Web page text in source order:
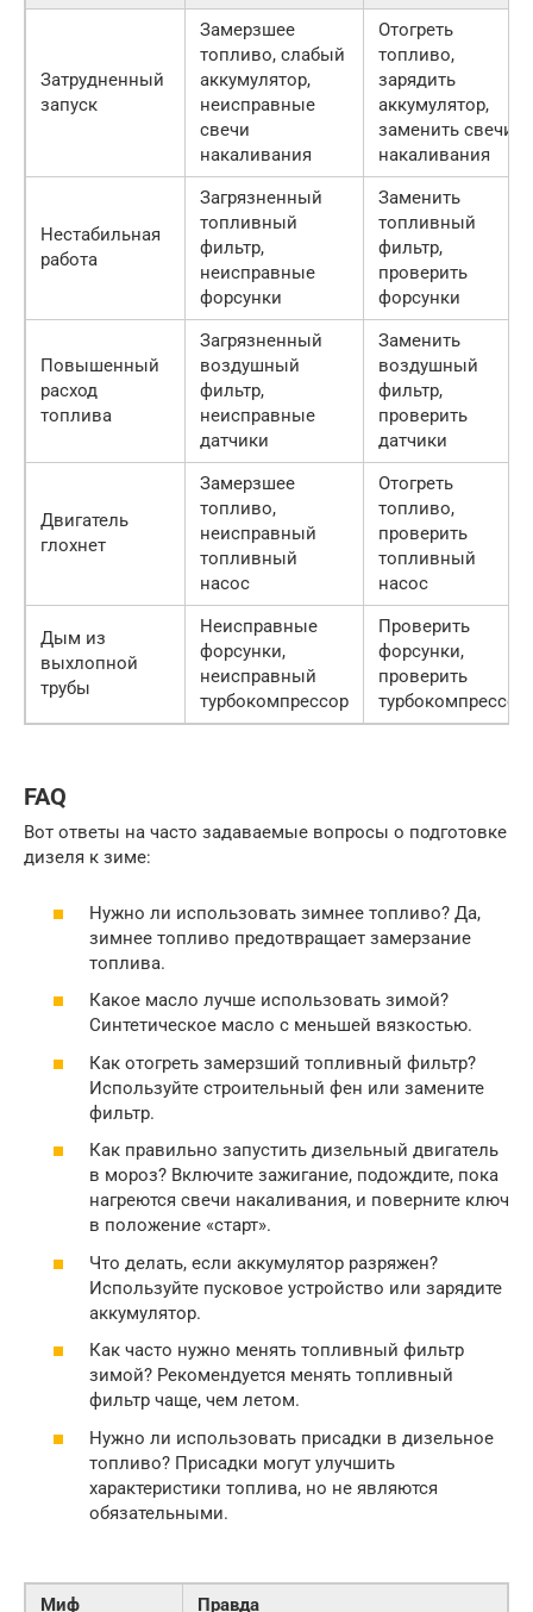
Затрудненный
запуск
Замерзшее
топливо, слабый
аккумулятор,
неисправные
свечи
накаливания
Отогреть
топливо,
зарядить
аккумулятор,
заменить свечи
накаливания
Нестабильная
работа
Загрязненный
топливный
фильтр,
неисправные
форсунки
Заменить
топливный
фильтр,
проверить
форсунки
Повышенный
расход
топлива
Загрязненный
воздушный
фильтр,
неисправные
датчики
Заменить
воздушный
фильтр,
проверить
датчики
Двигатель
глохнет
Замерзшее
топливо,
неисправный
топливный
насос
Отогреть
топливо,
проверить
топливный
насос
Дым из
выхлопной
трубы
Неисправные
форсунки,
неисправный
турбокомпрессор
Проверить
форсунки,
проверить
турбокомпрессор
FAQ
Вот ответы на часто задаваемые вопросы о подготовке
дизеля к зиме:
Нужно ли использовать зимнее топливо? Да,
зимнее топливо предотвращает замерзание
топлива.
Какое масло лучше использовать зимой?
Синтетическое масло с меньшей вязкостью.
Как отогреть замерзший топливный фильтр?
Используйте строительный фен или замените
фильтр.
Как правильно запустить дизельный двигатель
в мороз? Включите зажигание, подождите, пока
нагреются свечи накаливания, и поверните ключ
в положение «старт».
Что делать, если аккумулятор разряжен?
Используйте пусковое устройство или зарядите
аккумулятор.
Как часто нужно менять топливный фильтр
зимой? Рекомендуется менять топливный
фильтр чаще, чем летом.
Нужно ли использовать присадки в дизельное
топливо? Присадки могут улучшить
характеристики топлива, но не являются
обязательными.
Миф
Правда